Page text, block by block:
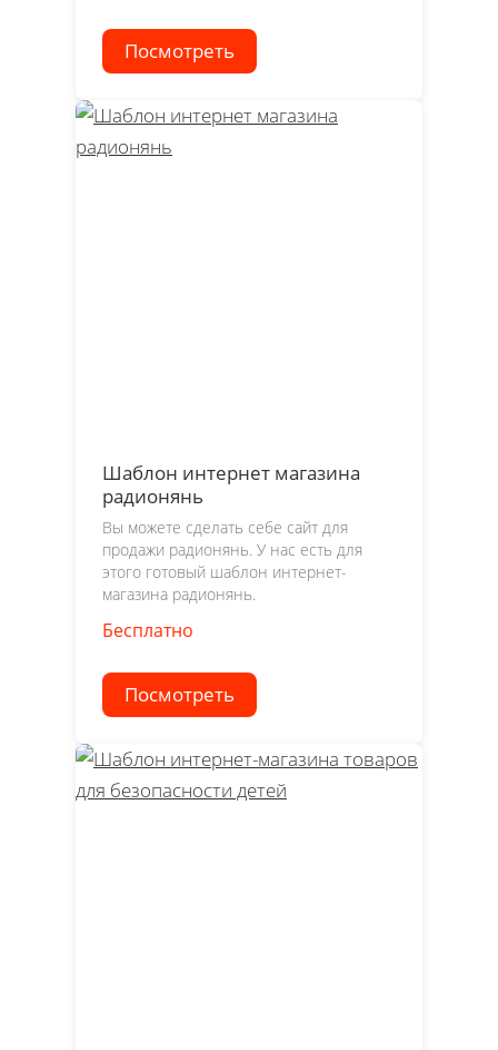
Посмотреть
Шаблон интернет магазина
радионянь
Вы можете сделать себе сайт для
продажи радионянь. У нас есть для
этого готовый шаблон интернет-
магазина радионянь.
Бесплатно
Посмотреть